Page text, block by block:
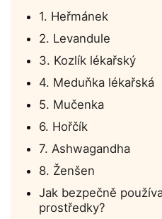
1. Heřmánek
2. Levandule
3. Kozlík lékařský
4. Meduňka lékařská
5. Mučenka
6. Hořčík
7. Ashwagandha
8. Ženšen
Jak bezpečně
prostředky?